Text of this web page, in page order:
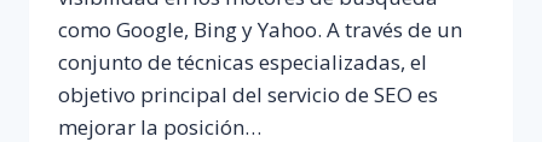
como Google, Bing y Yahoo. A través de un
conjunto de técnicas especializadas, el
objetivo principal del servicio de SEO es
mejorar la posición…